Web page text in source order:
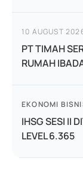
10 AUGUST
PT TIMAH
RUMAH
EKONOMI
IHSG SESI II
LEVEL 6.365